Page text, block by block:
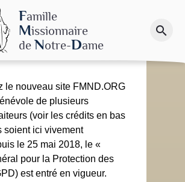
Famille
Missionnaire
de Notre-Dame
search
Faire un don
le nouveau site FMND.ORG
de plusieurs
(voir les crédits en bas
soient ici vivement
le 25 mai 2018, le «
pour la Protection des
est entré en vigueur.